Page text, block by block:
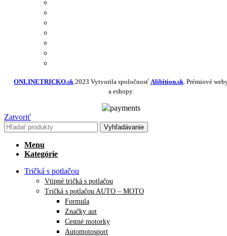
ONLINETRICKO.sk 2023 Vytvorila spoločnosť Alibition.sk. Prémiové
a eshopy.
Zatvoriť
Vyhľadávanie
Menu
Kategórie
Tričká s potlačou
Vtipné tričká s potlačou
Tričká s potlačou AUTO – MOTO
Formula
Značky aut
Cestné motorky
Automotosport